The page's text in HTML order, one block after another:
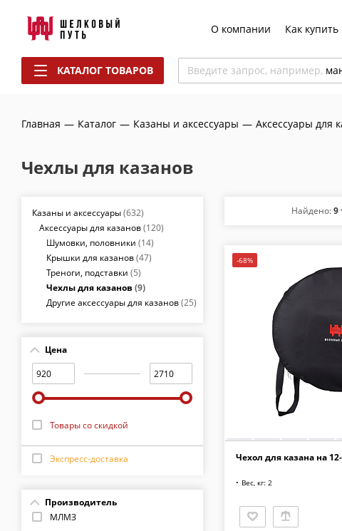
О компании Как купить
КАТАЛОГ ТОВАРОВ Введите запрос, например,
Главная — Каталог — Казаны и аксессуары — Аксессуары для
Чехлы для казанов
Казаны и аксессуары(632)
Аксессуары для казанов(120)
Шумовки, половники (14)
Крышки для казанов(47)
Треноги, подставки (5)
Чехлы для казанов (9)
Другие аксессуары для казанов(25)
Цена
Товары со скидкой
Экспресс-доставка
Производитель
МЛМЗ
Найдено:9
-68%
Чехол для казана на
Вес, кг: 2